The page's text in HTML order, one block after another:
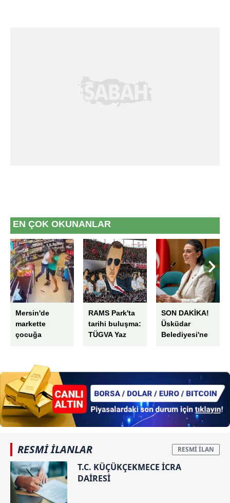
EN ÇOK OKUNANLAR
Mersin'de
markette
çocuğa
vicdansız
gözaltında
RAMS Park'ta
tarihi buluşma:
TÜGVA Yaz
koreografi
SON DAKİKA!
Üsküdar
Belediyesi'ne
tutuklandı
RESMİ İLANLAR
T.C. KÜÇÜKÇEKMECE İCRA
DAİRESİ